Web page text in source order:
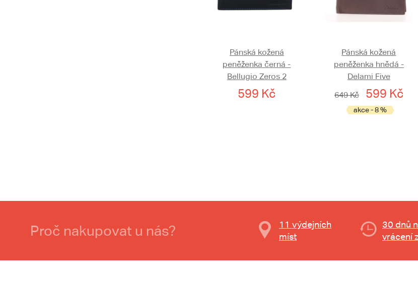
Pánská kožená
peněženka černá -
Bellugio Zeros 2
599 Kč
Pánská kožená
peněženka hnědá -
Delami Five
649 Kč
599 Kč
akce - 8 %
Proč nakupovat u nás?
11 výdejních
míst
30 dnů
vrácení